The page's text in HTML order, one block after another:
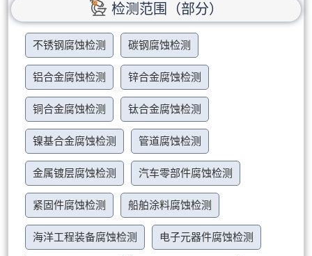
检测范围（部分）
不锈钢腐蚀检测 碳钢腐蚀检测
铝合金腐蚀检测 锌合金腐蚀检测
铜合金腐蚀检测 钛合金腐蚀检测
镍基合金腐蚀检测 管道腐蚀检测
金属镀层腐蚀检测 汽车零部件腐蚀检测
紧固件腐蚀检测 船舶涂料腐蚀检测
海洋工程装备腐蚀检测 电子元器件腐蚀检测